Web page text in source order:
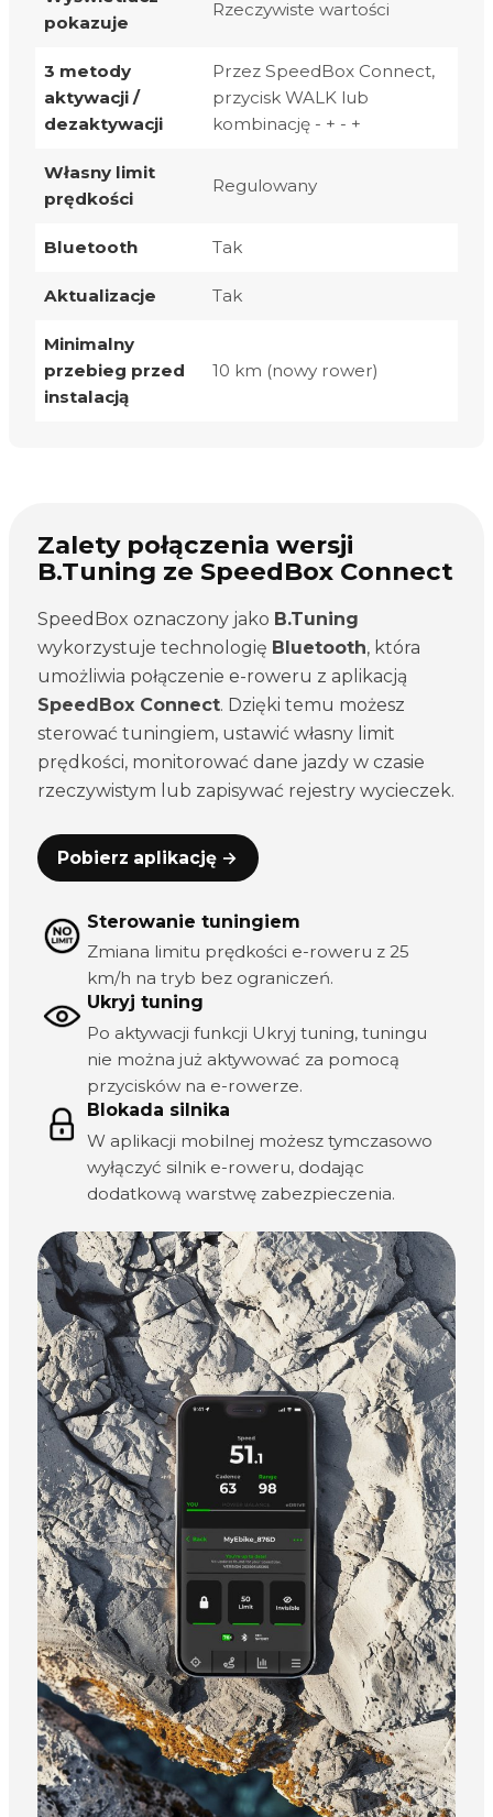
pokazuje
Rzeczywiste wartości
3 metody
aktywacji /
dezaktywacji
Przez SpeedBox Connect,
przycisk WALK lub
kombinację - + - +
Własny limit
prędkości
Regulowany
Bluetooth Tak
Aktualizacje Tak
Minimalny
przebieg przed
instalacją
10 km (nowy rower)
Zalety połączenia wersji
B.Tuning ze SpeedBox Connect
SpeedBox oznaczony jako B.Tuning
wykorzystuje technologię Bluetooth, która
umożliwia połączenie e-roweru z aplikacją
SpeedBox Connect. Dzięki temu możesz
sterować tuningiem, ustawić własny limit
prędkości, monitorować dane jazdy w czasie
rzeczywistym lub zapisywać rejestry wycieczek.
Pobierz aplikację →
Sterowanie tuningiem
Zmiana limitu prędkości e-roweru z 25
km/h na tryb bez ograniczeń.
Ukryj tuning
Po aktywacji funkcji Ukryj tuning, tuningu
nie można już aktywować za pomocą
przycisków na e-rowerze.
Blokada silnika
W aplikacji mobilnej możesz tymczasowo
wyłączyć silnik e-roweru, dodając
dodatkową warstwę zabezpieczenia.